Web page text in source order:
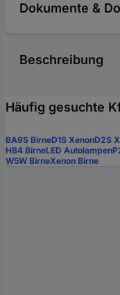
Dokumente &
Beschreibung
Häufig gesuchte
BA9S BirneD1S XenonD2S
HB4 BirneLED Autolampen
W5W BirneXenon Birne